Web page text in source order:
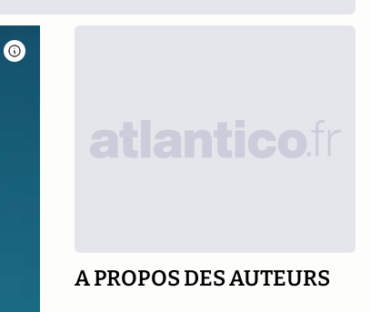
A PROPOS DES AUTEURS